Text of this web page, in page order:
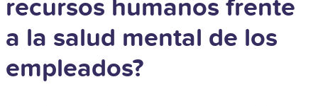
recursos humanos frente
a la salud mental de los
empleados?